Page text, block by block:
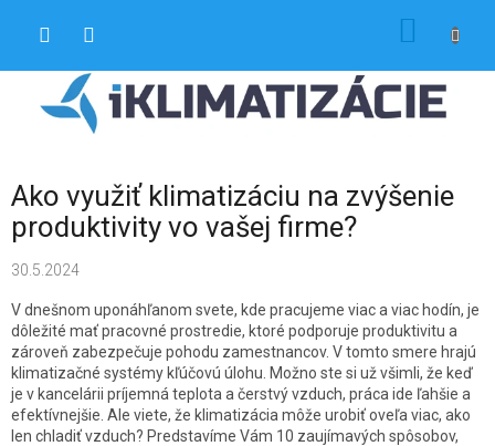
Ako využiť klimatizáciu na zvýšenie
produktivity vo vašej firme?
30.5.2024
V dnešnom uponáhľanom svete, kde pracujeme viac a viac hodín, je
dôležité mať pracovné prostredie, ktoré podporuje produktivitu a
zároveň zabezpečuje pohodu zamestnancov. V tomto smere hrajú
klimatizačné systémy kľúčovú úlohu. Možno ste si už všimli, že keď
je v kancelárii príjemná teplota a čerstvý vzduch, práca ide ľahšie a
efektívnejšie. Ale viete, že klimatizácia môže urobiť oveľa viac, ako
len chladiť vzduch? Predstavíme Vám 10 zaujímavých spôsobov,